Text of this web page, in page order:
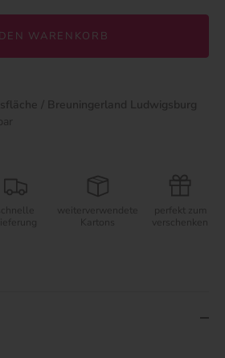
WARENKORB
/ Breuningerland Ludwigsburg
schnelle
Lieferung
weiterverwendete
Kartons
perfekt zum
verschenken